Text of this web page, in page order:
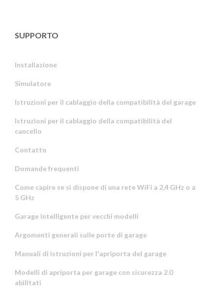
SUPPORTO
Installazione
Simulatore
Istruzioni per il cablaggio della compatibilità del garage
Istruzioni per il cablaggio della compatibilità del
cancello
Contatto
Domande frequenti
Come capire se si dispone di una rete WiFi a 2,4 GHz o a
5 GHz
Garage intelligente per vecchi modelli
Argomenti generali sulle porte di garage
Manuali di istruzioni per l'apriporta del garage
Modelli di apriporta per garage con sicurezza 2.0
abilitati